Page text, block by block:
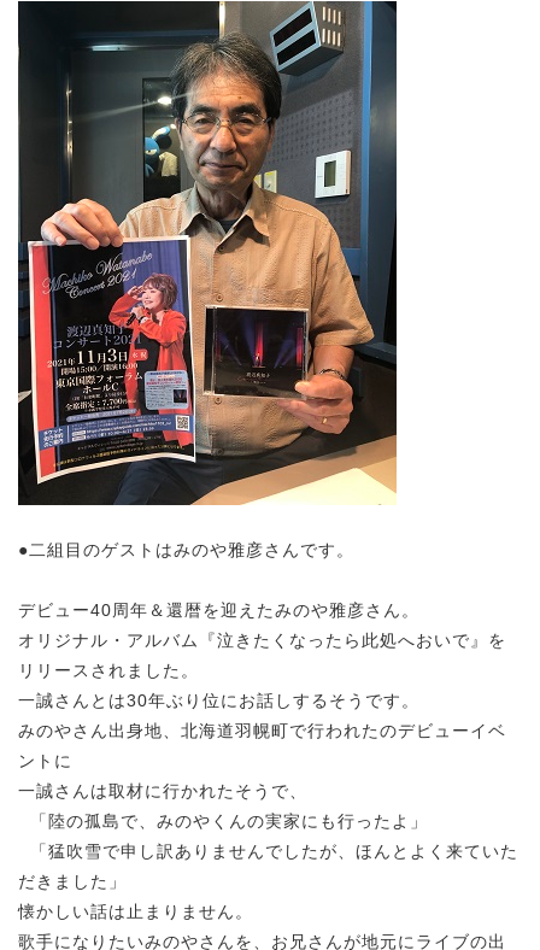
●二組目のゲストはみのや雅彦さんです。
デビュー40周年＆還暦を迎えたみのや雅彦さん。
オリジナル・アルバム『泣きたくなったら此処へおいで』を
リリースされました。
一誠さんとは30年ぶり位にお話しするそうです。
みのやさん出身地、北海道羽幌町で行われたのデビューイベ
ントに
一誠さんは取材に行かれたそうで、
「陸の孤島で、みのやくんの実家にも行ったよ」
「猛吹雪で申し訳ありませんでしたが、ほんとよく来ていた
だきました」
懐かしい話は止まりません。
歌手になりたいみのやさんを、お兄さんが地元にライブの出